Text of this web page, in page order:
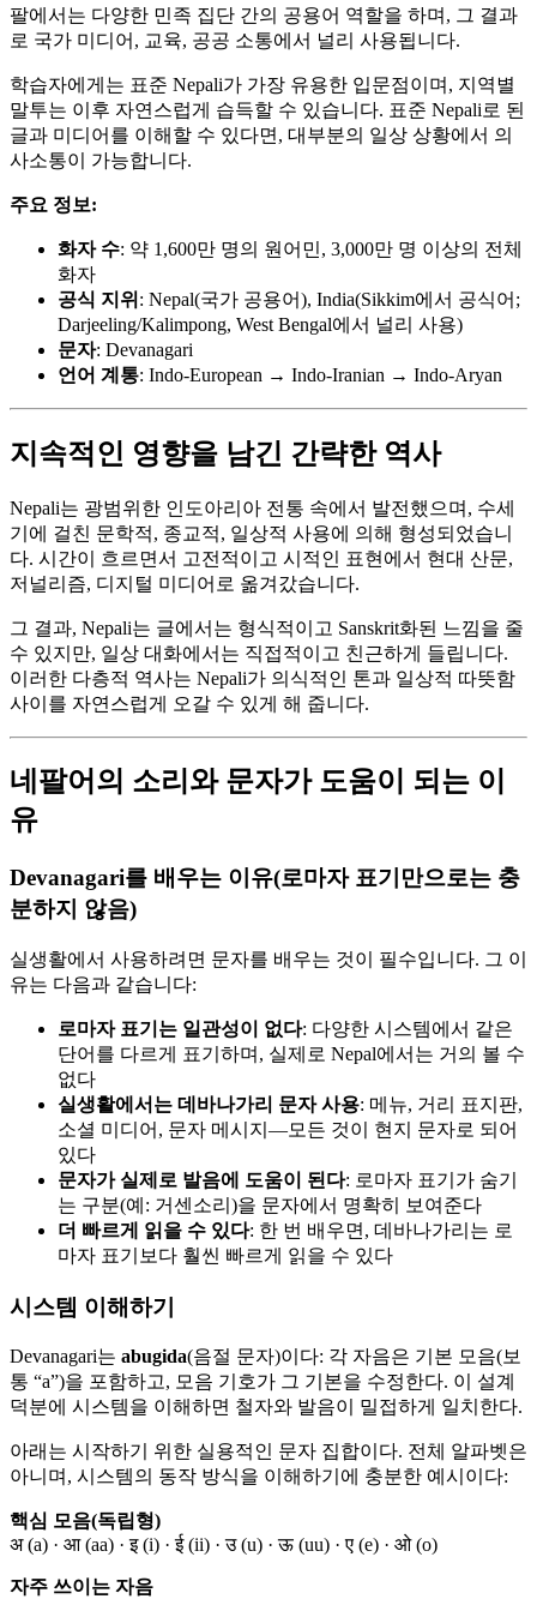
팔에서는 다양한 민족 집단 간의 공용어 역할을 하며, 그 결과
로 국가 미디어, 교육, 공공 소통에서 널리 사용됩니다.
학습자에게는 표준 Nepali가 가장 유용한 입문점이며, 지역별
말투는 이후 자연스럽게 습득할 수 있습니다. 표준 Nepali로 된
글과 미디어를 이해할 수 있다면, 대부분의 일상 상황에서 의
사소통이 가능합니다.
주요 정보:
화자 수: 약 1,600만 명의 원어민, 3,000만 명 이상의 전체
화자
공식 지위 : Nepal(국가 공용어), India(Sikkim에서 공식어;
Darjeeling/Kalimpong, West Bengal에서 널리 사용)
문자: Devanagari
언어 계통: Indo-European → Indo-Iranian → Indo-Aryan
지속적인 영향을 남긴 간략한 역사
Nepali는 광범위한 인도아리아 전통 속에서 발전했으며, 수세
기에 걸친 문학적, 종교적, 일상적 사용에 의해 형성되었습니
다. 시간이 흐르면서 고전적이고 시적인 표현에서 현대 산문,
저널리즘, 디지털 미디어로 옮겨갔습니다.
그 결과, Nepali는 글에서는 형식적이고 Sanskrit화된 느낌을 줄
수 있지만, 일상 대화에서는 직접적이고 친근하게 들립니다.
이러한 다층적 역사는 Nepali가 의식적인 톤과 일상적 따뜻함
사이를 자연스럽게 오갈 수 있게 해 줍니다.
네팔어의 소리와 문자가 도움이 되는 이
유
Devanagari를 배우는 이유(로마자 표기만으로는 충
분하지 않음)
실생활에서 사용하려면 문자를 배우는 것이 필수입니다. 그 이
유는 다음과 같습니다:
로마자 표기는 일관성이 없다: 다양한 시스템에서 같은
단어를 다르게 표기하며, 실제로 Nepal에서는 거의 볼 수
없다
실생활에서는 데바나가리 문자 사용: 메뉴, 거리 표지판,
소셜 미디어, 문자 메시지—모든 것이 현지 문자로 되어
있다
문자가 실제로 발음에 도움이 된다: 로마자 표기가 숨기
는 구분(예: 거센소리)을 문자에서 명확히 보여준다
더 빠르게 읽을 수 있다: 한 번 배우면, 데바나가리는 로
마자 표기보다 훨씬 빠르게 읽을 수 있다
시스템 이해하기
Devanagari는 abugida(음절 문자)이다: 각 자음은 기본 모음(보
통 “a”)을 포함하고, 모음 기호가 그 기본을 수정한다. 이 설계
덕분에 시스템을 이해하면 철자와 발음이 밀접하게 일치한다.
아래는 시작하기 위한 실용적인 문자 집합이다. 전체 알파벳은
아니며, 시스템의 동작 방식을 이해하기에 충분한 예시이다:
핵심 모음(독립형)
अ (a) · आ (aa) · इ (i) · ई (ii) · उ (u) · ऊ (uu) · ए (e) · ओ (o)
자주 쓰이는 자음